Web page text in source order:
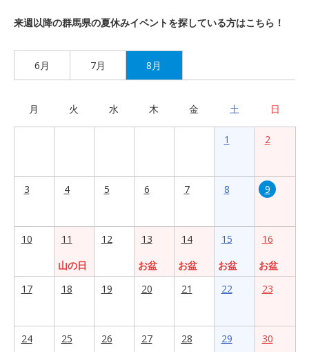
来週以降の群馬県の夏休みイベントを探している方はこちら！
6月 7月 8月
月 火 水 木 金 土 日
1 2
3 4 5 6 7 8 9
10
11
山の日
12
13
お盆
14
お盆
15
お盆
16
お盆
17
18 19 20 21 22 23
24 25 26 27 28 29 30